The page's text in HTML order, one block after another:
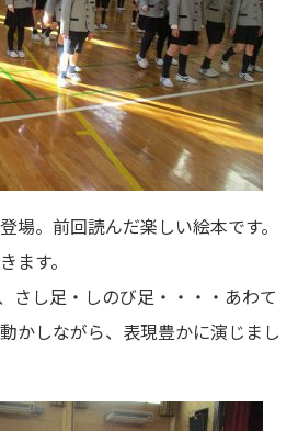
場。前回読んだ楽しい絵本です。
ます。
さし足・しのび足・・・・あわて
かしながら、表現豊かに演じまし